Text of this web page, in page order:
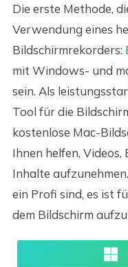
Die erste Methode,
Verwendung eines
Bildschirmrekorders:
mit Windows- und
sein. Als
Tool für die
kostenlose Mac-
Ihnen helfen,
Inhalte
ein Profi sind, es ist
dem Bildschirm